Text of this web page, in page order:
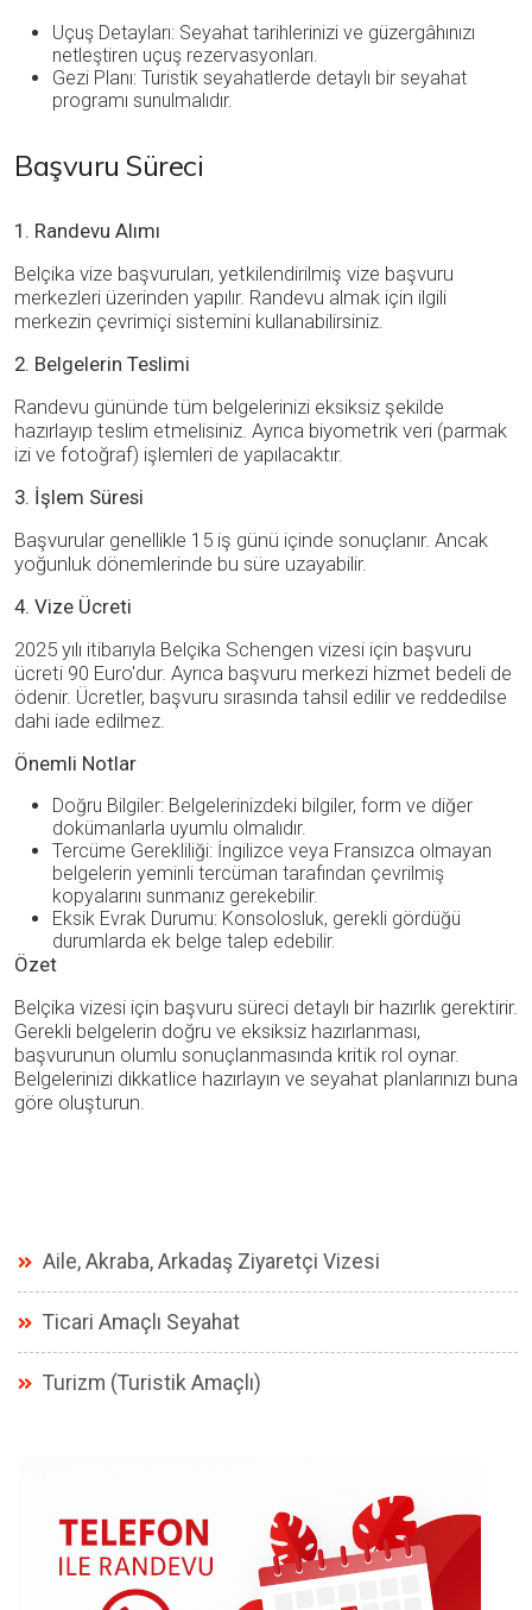
Uçuş Detayları: Seyahat tarihlerinizi ve güzergâhınızı
netleştiren uçuş rezervasyonları.
Gezi Planı: Turistik seyahatlerde detaylı bir seyahat
programı sunulmalıdır.
Başvuru Süreci
1. Randevu Alımı
Belçika vize başvuruları, yetkilendirilmiş vize başvuru
merkezleri üzerinden yapılır. Randevu almak için ilgili
merkezin çevrimiçi sistemini kullanabilirsiniz.
2. Belgelerin Teslimi
Randevu gününde tüm belgelerinizi eksiksiz şekilde
hazırlayıp teslim etmelisiniz. Ayrıca biyometrik veri (parmak
izi ve fotoğraf) işlemleri de yapılacaktır.
3. İşlem Süresi
Başvurular genellikle 15 iş günü içinde sonuçlanır. Ancak
yoğunluk dönemlerinde bu süre uzayabilir.
4. Vize Ücreti
2025 yılı itibarıyla Belçika Schengen vizesi için başvuru
ücreti 90 Euro'dur. Ayrıca başvuru merkezi hizmet bedeli de
ödenir. Ücretler, başvuru sırasında tahsil edilir ve reddedilse
dahi iade edilmez.
Önemli Notlar
Doğru Bilgiler: Belgelerinizdeki bilgiler, form ve diğer
dokümanlarla uyumlu olmalıdır.
Tercüme Gerekliliği: İngilizce veya Fransızca olmayan
belgelerin yeminli tercüman tarafından çevrilmiş
kopyalarını sunmanız gerekebilir.
Eksik Evrak Durumu: Konsolosluk, gerekli gördüğü
durumlarda ek belge talep edebilir.
Özet
Belçika vizesi için başvuru süreci detaylı bir hazırlık gerektirir.
Gerekli belgelerin doğru ve eksiksiz hazırlanması,
başvurunun olumlu sonuçlanmasında kritik rol oynar.
Belgelerinizi dikkatlice hazırlayın ve seyahat planlarınızı buna
göre oluşturun.
Aile, Akraba, Arkadaş Ziyaretçi Vizesi
Ticari Amaçlı Seyahat
Turizm (Turistik Amaçlı)